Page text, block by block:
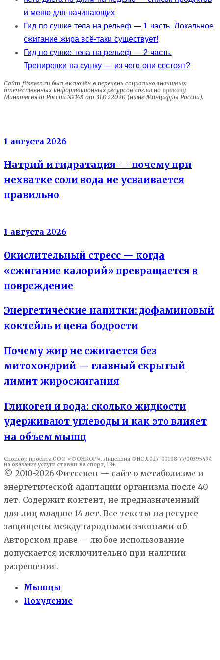
и меню для начинающих
Гид по сушке тела на рельеф — 1 часть. Локальное
сжигание жира всё-таки существует!
Гид по сушке тела на рельеф — 2 часть.
Тренировки на сушку — из чего они состоят?
Сайт fitseven.ru был включён в перечень социально значимых
отечественных информационных ресурсов согласно приказу
Минкомсвязи России №148 от 31.03.2020 (ныне Минцифры России).
1 августа 2026
Натрий и гидратация — почему при
нехватке соли вода не усваивается
правильно
1 августа 2026
Окислительный стресс — когда
«сжигание калорий» превращается в
повреждение
Энергетические напитки: дофаминовый
коктейль и цена бодрости
Почему жир не сжигается без
митохондрий — главный скрытый
лимит жиросжигания
Гликоген и вода: сколько жидкости
удерживают углеводы и как это влияет
на объем мышц
Спонсор проекта ООО «ФОНКОР». Лицензия ФНС Л027-00108-77/00395494
на оказание услуги ставки на спорт , 18+.
© 2010-2026 Фитсевен — сайт о метаболизме и
энергетической адаптации организма после 40
лет. Содержит контент, не предназначенный
для лиц младше 14 лет. Все тексты на ресурсе
защищены международными законами об
Авторском праве — любое использование
допускается исключительно при наличии
разрешения.
Мышцы
Похудение